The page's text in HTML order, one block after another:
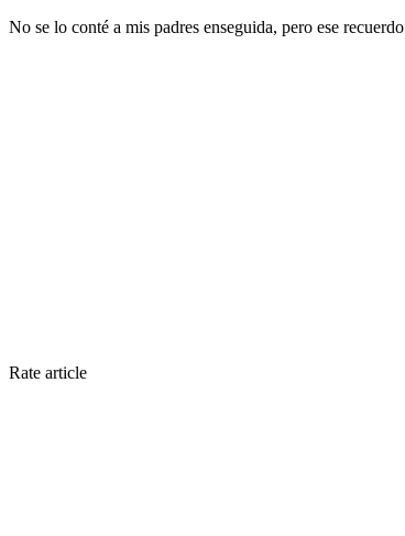
No se lo conté a mis padres enseguida, pero ese
Rate article